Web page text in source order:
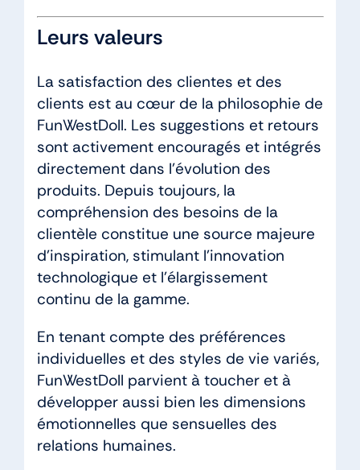
Leurs valeurs
La satisfaction des clientes et des
clients est au cœur de la philosophie de
FunWestDoll. Les suggestions et retours
sont activement encouragés et intégrés
directement dans l’évolution des
produits. Depuis toujours, la
compréhension des besoins de la
clientèle constitue une source majeure
d’inspiration, stimulant l’innovation
technologique et l’élargissement
continu de la gamme.
En tenant compte des préférences
individuelles et des styles de vie variés,
FunWestDoll parvient à toucher et à
développer aussi bien les dimensions
émotionnelles que sensuelles des
relations humaines.